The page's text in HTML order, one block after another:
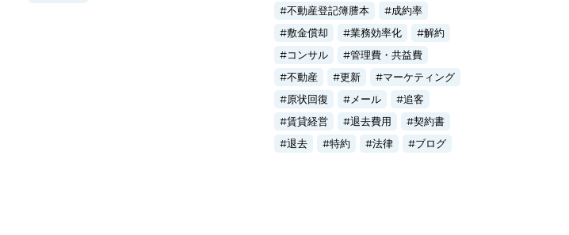
不動産登記簿謄本
成約率
敷金償却
業務効率化
解約
コンサル
管理費・共益費
不動産
更新
マーケティング
原状回復
メール
追客
賃貸経営
退去費用
契約書
退去
特約 法律 ブログ